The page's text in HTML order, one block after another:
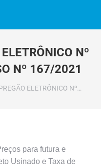
Nº
Nº 167/2021
ELETRÔNICO Nº…
para futura e
Usinado e Taxa de